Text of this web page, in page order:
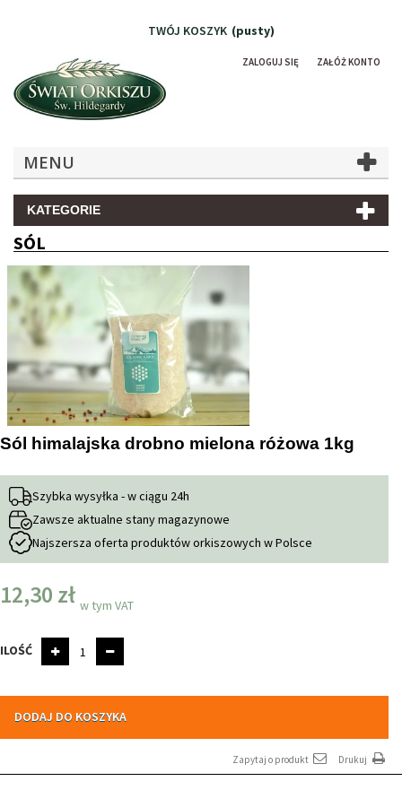
TWÓJ KOSZYK (pusty)
ZALOGUJ SIĘ ZAŁÓŻ KONTO
MENU
KATEGORIE
SÓL
Sól himalajska drobno mielona różowa 1kg
Szybka wysyłka - w ciągu 24h
Zawsze aktualne stany magazynowe
Najszersza oferta produktów orkiszowych w Polsce
12,30 zł w tym VAT
ILOŚĆ
DODAJ DO KOSZYKA
Zapytaj o produkt Drukuj